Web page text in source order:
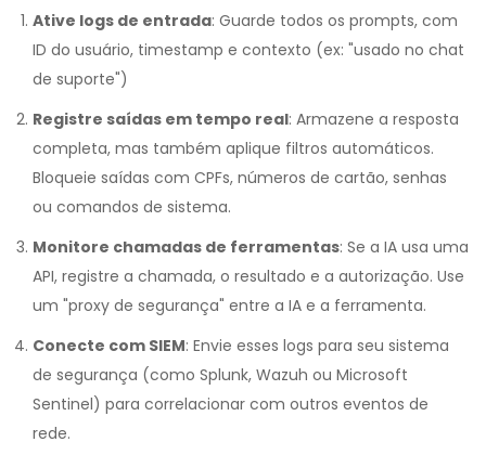
Ative logs de entrada: Guarde todos os prompts, com
ID do usuário, timestamp e contexto (ex: "usado no chat
de suporte")
Registre saídas em tempo real: Armazene a resposta
completa, mas também aplique filtros automáticos.
Bloqueie saídas com CPFs, números de cartão, senhas
ou comandos de sistema.
Monitore chamadas de ferramentas: Se a IA usa uma
API, registre a chamada, o resultado e a autorização. Use
um "proxy de segurança" entre a IA e a ferramenta.
Conecte com SIEM: Envie esses logs para seu sistema
de segurança (como Splunk, Wazuh ou Microsoft
Sentinel) para correlacionar com outros eventos de
rede.